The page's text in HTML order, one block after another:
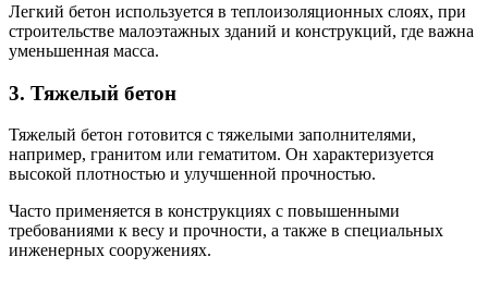
Легкий бетон используется в теплоизоляционных слоях, при
строительстве малоэтажных зданий и конструкций, где важна
уменьшенная масса.
3. Тяжелый бетон
Тяжелый бетон готовится с тяжелыми заполнителями,
например, гранитом или гематитом. Он характеризуется
высокой плотностью и улучшенной прочностью.
Часто применяется в конструкциях с повышенными
требованиями к весу и прочности, а также в специальных
инженерных сооружениях.